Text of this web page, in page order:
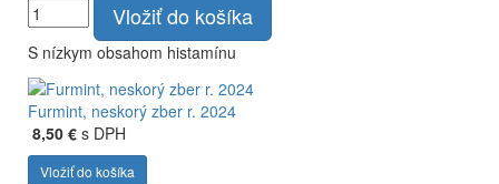
Vložiť do košíka
S nízkym obsahom histamínu
Furmint, neskorý zber r. 2024
8,50 € s DPH
Vložiť do košíka